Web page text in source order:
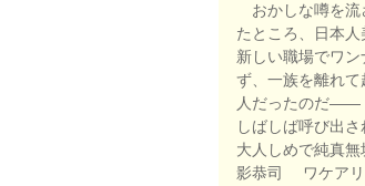
おかしな噂を流
たところ、日本
新しい職場でワ
ず、一族を離れ
人だったのだ――
しばしば呼び出
大人しめで純真
影恭司 ワケアリ